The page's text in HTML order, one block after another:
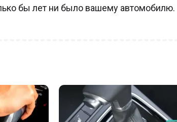
бы лет ни было вашему автомобилю.